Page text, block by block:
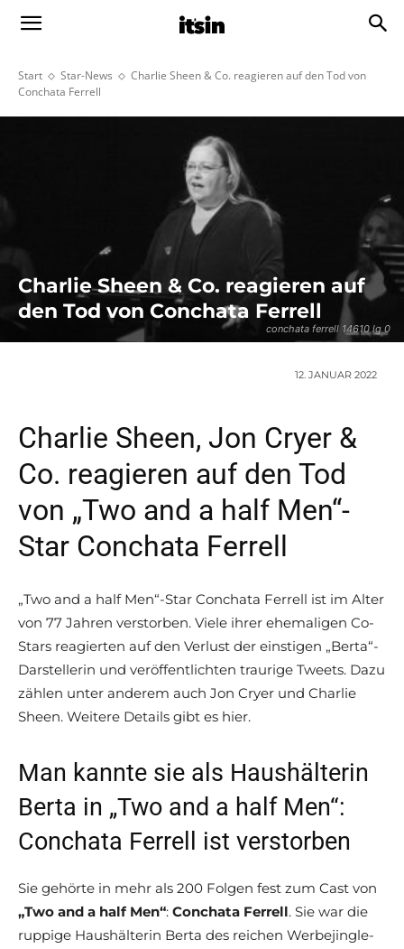
Start Star-News
Charlie Sheen & Co. reagieren auf den Tod von
Conchata Ferrell
conchata ferrell 14610 lg 0
Charlie Sheen & Co. reagieren auf
den Tod von Conchata Ferrell
12. JANUAR 2022
Charlie Sheen, Jon Cryer &
Co. reagieren auf den Tod
von „Two and a half Men“-
Star Conchata Ferrell
„Two and a half Men“-Star Conchata Ferrell ist im Alter
von 77 Jahren verstorben. Viele ihrer ehemaligen Co-
Stars reagierten auf den Verlust der einstigen „Berta“-
Darstellerin und veröffentlichten traurige Tweets. Dazu
zählen unter anderem auch Jon Cryer und Charlie
Sheen. Weitere Details gibt es hier.
Man kannte sie als Haushälterin
Berta in „Two and a half Men“:
Conchata Ferrell ist verstorben
Sie gehörte in mehr als 200 Folgen fest zum Cast von
„Two and a half Men“: Conchata Ferrell. Sie war die
ruppige Haushälterin Berta des reichen Werbejingle-